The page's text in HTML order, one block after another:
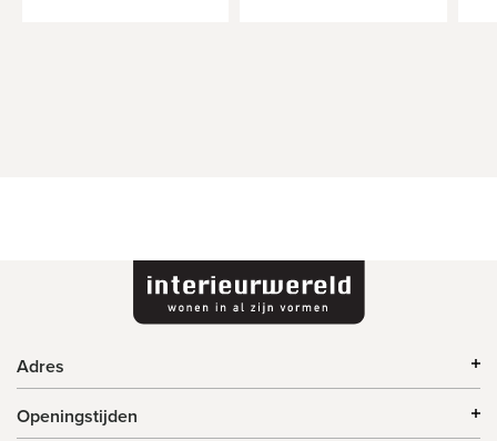
Adres
Openingstijden